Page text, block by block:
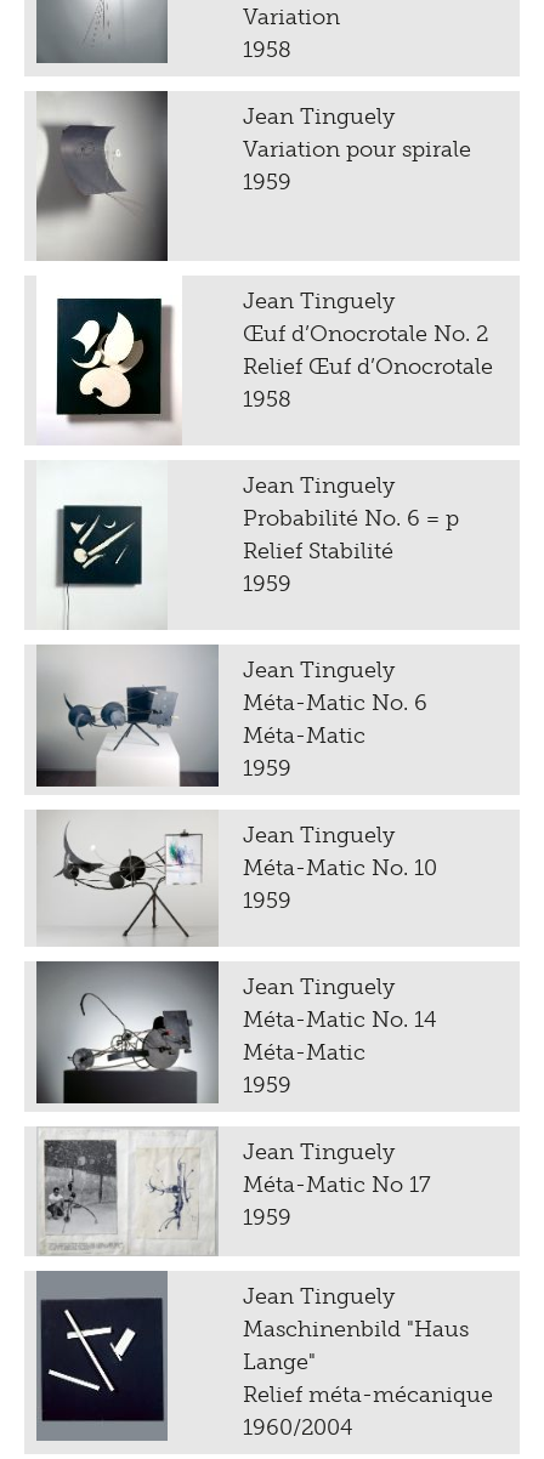
Variation
1958
Jean Tinguely
Variation pour spirale
1959
Jean Tinguely
Œuf d’Onocrotale No. 2
Relief Œuf d’Onocrotale
1958
Jean Tinguely
Probabilité No. 6 = p
Relief Stabilité
1959
Jean Tinguely
Méta-Matic No. 6
Méta-Matic
1959
Jean Tinguely
Méta-Matic No. 10
1959
Jean Tinguely
Méta-Matic No. 14
Méta-Matic
1959
Jean Tinguely
Méta-Matic No 17
1959
Jean Tinguely
Maschinenbild "Haus
Lange"
Relief méta-mécanique
1960/2004